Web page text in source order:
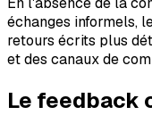
échanges informels,
retours écrits plus
et des canaux de
Le feedback